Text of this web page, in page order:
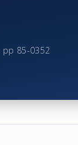
pp 85-0352